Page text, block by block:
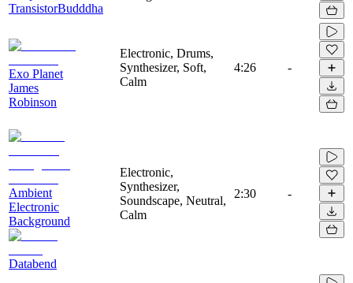
TransistorBudddha
Exo Planet
James
Robinson
Electronic, Drums,
Synthesizer, Soft,
Calm
4:26 -
Ambient
Electronic
Background
Databend
Electronic,
Synthesizer,
Soundscape, Neutral,
Calm
2:30 -